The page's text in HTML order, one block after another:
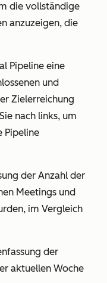
die vollständige
anzuzeigen, die
Pipeline eine
und
Zielerreichung
nach links, um
Pipeline
der Anzahl der
Meetings und
im Vergleich
der
aktuellen Woche